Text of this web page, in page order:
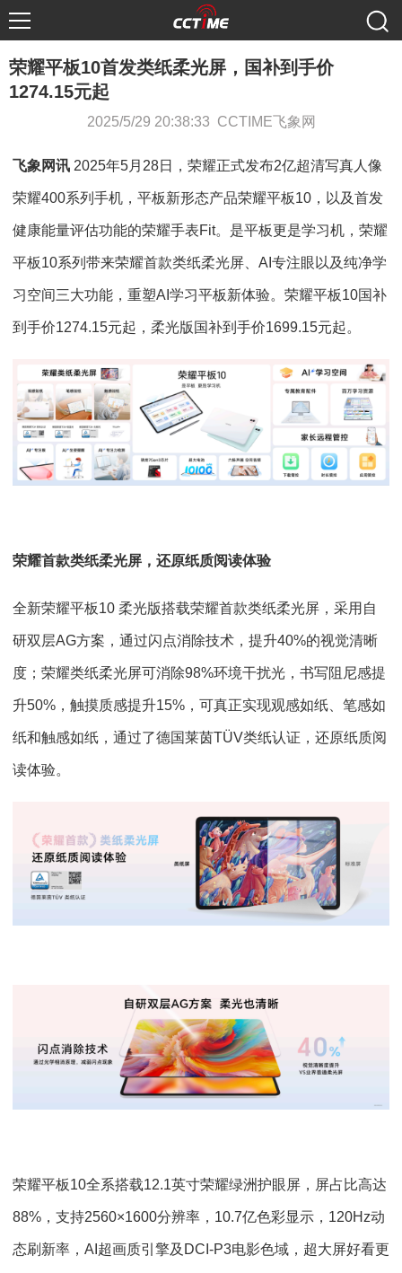
荣耀平板10首发类纸柔光屏，国补到手价
1274.15元起
2025/5/29 20:38:33 CCTIME飞象网
飞象网讯 2025年5月28日，荣耀正式发布2亿超清写真人像
荣耀400系列手机，平板新形态产品荣耀平板10，以及首发
健康能量评估功能的荣耀手表Fit。是平板更是学习机，荣耀
平板10系列带来荣耀首款类纸柔光屏、AI专注眼以及纯净学
习空间三大功能，重塑AI学习平板新体验。荣耀平板10国补
到手价1274.15元起，柔光版国补到手价1699.15元起。
荣耀首款类纸柔光屏，还原纸质阅读体验
全新荣耀平板10 柔光版搭载荣耀首款类纸柔光屏，采用自
研双层AG方案，通过闪点消除技术，提升40%的视觉清晰
度；荣耀类纸柔光屏可消除98%环境干扰光，书写阻尼感提
升50%，触摸质感提升15%，可真正实现观感如纸、笔感如
纸和触感如纸，通过了德国莱茵TÜV类纸认证，还原纸质阅
读体验。
荣耀平板10全系搭载12.1英寸荣耀绿洲护眼屏，屏占比高达
88%，支持2560×1600分辨率，10.7亿色彩显示，120Hz动
态刷新率，AI超画质引擎及DCI-P3电影色域，超大屏好看更